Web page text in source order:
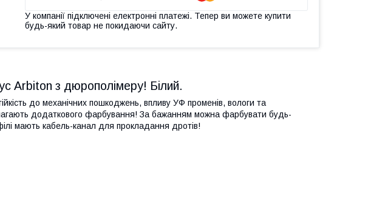
У компанії підключені електронні платежі. Тепер ви можете купити
будь-який товар не покидаючи сайту.
Arbiton з дюрополімеру! Білий.
до механічних пошкоджень, впливу УФ променів, вологи та
додаткового фарбування! За бажанням можна фарбувати будь-
мають кабель-канал для прокладання дротів!